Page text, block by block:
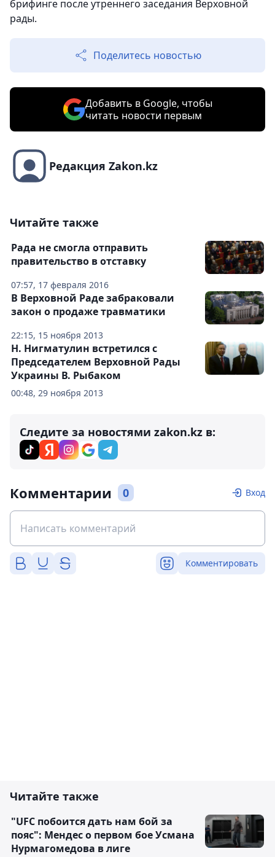
брифинге после утреннего заседания Верховной
рады.
Поделитесь новостью
Добавить в Google, чтобы
читать новости первым
Редакция Zakon.kz
Читайте также
07:57, 17 февраля 2016
Рада не смогла отправить
правительство в отставку
22:15, 15 ноября 2013
В Верховной Раде забраковали
закон о продаже травматики
00:48, 29 ноября 2013
Н. Нигматулин встретился с
Председателем Верховной Рады
Украины В. Рыбаком
Следите за новостями zakon.kz в:
Комментарии 0 Вход
Комментировать
Читайте также
"UFC побоится дать нам бой за
пояс": Мендес о первом бое Усмана
Нурмагомедова в лиге